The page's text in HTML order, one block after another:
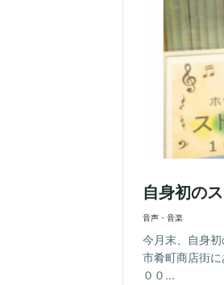
自身初の
音声・音楽
今月末、自身
市肴町商店街
００...